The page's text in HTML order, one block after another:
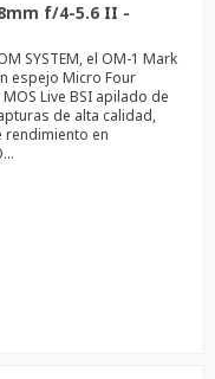
f/4-5.6 II -
SYSTEM, el OM-1 Mark
espejo Micro Four
Live BSI apilado de
de alta calidad,
rendimiento en